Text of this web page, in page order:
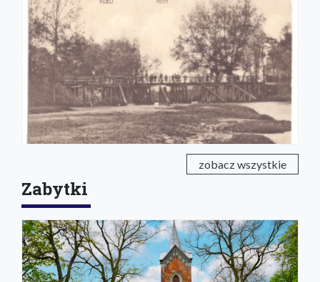
zobacz wszystkie
Zabytki